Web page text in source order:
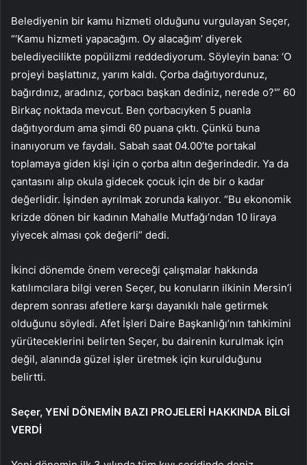
Belediyenin bir kamu hizmeti olduğunu vurgulayan Seçer,
“‘Kamu hizmeti yapacağım. Oy alacağım’ diyerek
belediyecilikte popülizmi reddediyorum. Söyleyin bana: ‘O
projeyi başlattınız, yarım kaldı. Çorba dağıtıyordunuz,
bağırdınız, aradınız, çorbacı başkan dediniz, nerede o?'” 60
Birkaç noktada mevcut. Ben çorbacıyken 5 puanla
dağıtıyordum ama şimdi 60 puana çıktı. Çünkü buna
inanıyorum ve faydalı. Sabah saat 04.00’te portakal
toplamaya giden kişi için o çorba altın değerindedir. Ya da
çantasını alıp okula gidecek çocuk için de bir o kadar
değerlidir. İşinden ayrılmak zorunda kalıyor. “Bu ekonomik
krizde dönen bir kadının Mahalle Mutfağı’ndan 10 liraya
yiyecek alması çok değerli” dedi.
İkinci dönemde önem vereceği çalışmalar hakkında
katılımcılara bilgi veren Seçer, bu konuların ilkinin Mersin’i
deprem sonrası afetlere karşı dayanıklı hale getirmek
olduğunu söyledi. Afet İşleri Daire Başkanlığı’nın tahkimini
yürüteceklerini belirten Seçer, bu dairenin kurulmak için
değil, alanında güzel işler üretmek için kurulduğunu
belirtti.
Seçer, YENİ DÖNEMİN BAZI PROJELERİ HAKKINDA BİLGİ
VERDİ